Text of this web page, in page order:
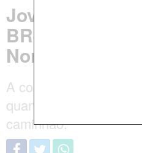
Jovem morre
BR-101 em
Norte de
A colisão ocorreu no
quando um carro
caminhão.